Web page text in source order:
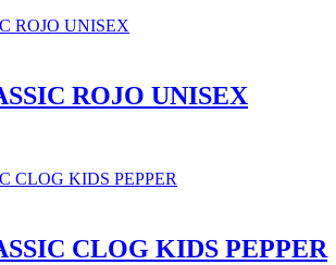
ROJO UNISEX
CLOG KIDS PEPPER